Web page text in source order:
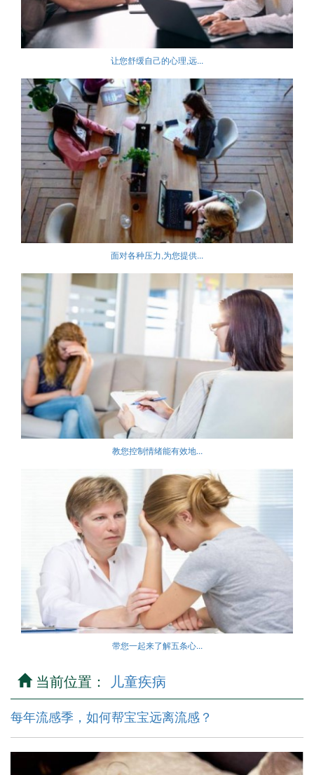
让您舒缓自己的心理,远...
面对各种压力,为您提供...
教您控制情绪能有效地...
带您一起来了解五条心...
当前位置： 儿童疾病
每年流感季，如何帮宝宝远离流感？